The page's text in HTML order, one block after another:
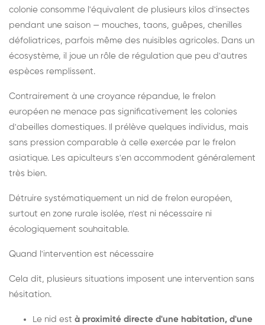
colonie consomme l'équivalent de plusieurs kilos d'insectes
pendant une saison — mouches, taons, guêpes, chenilles
défoliatrices, parfois même des nuisibles agricoles. Dans un
écosystème, il joue un rôle de régulation que peu d'autres
espèces remplissent.
Contrairement à une croyance répandue, le frelon
européen ne menace pas significativement les colonies
d'abeilles domestiques. Il prélève quelques individus, mais
sans pression comparable à celle exercée par le frelon
asiatique. Les apiculteurs s'en accommodent généralement
très bien.
Détruire systématiquement un nid de frelon européen,
surtout en zone rurale isolée, n'est ni nécessaire ni
écologiquement souhaitable.
Quand l'intervention est nécessaire
Cela dit, plusieurs situations imposent une intervention sans
hésitation.
Le nid est à proximité directe d'une habitation, d'une